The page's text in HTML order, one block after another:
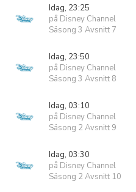
Idag, 23:25
på Disney Channel
Säsong 3 Avsnitt 7
Idag, 23:50
på Disney Channel
Säsong 3 Avsnitt 8
Idag, 03:10
på Disney Channel
Säsong 2 Avsnitt 9
Idag, 03:30
på Disney Channel
Säsong 2 Avsnitt 10